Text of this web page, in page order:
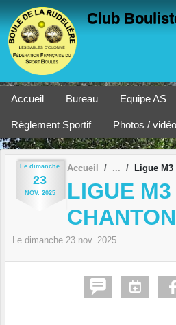
Club
Accueil Bureau Equipe AS
Règlement Sportif Photos /
Le dimanche
23
NOV. 2025
Accueil Ligue
LIGUE M3
Le dimanche 23 nov. 2025
Panneau de gestion des cookies